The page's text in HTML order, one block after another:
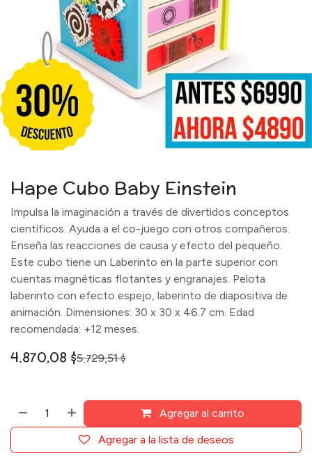
Hape Cubo Baby Einstein
Impulsa la imaginación a través de divertidos conceptos
científicos. Ayuda a el co-juego con otros compañeros.
Enseña las reacciones de causa y efecto del pequeño.
Este cubo tiene un Laberinto en la parte superior con
cuentas magnéticas flotantes y engranajes. Pelota
laberinto con efecto espejo, laberinto de diapositiva de
animación. Dimensiones: 30 x 30 x 46.7 cm. Edad
recomendada: +12 meses.
4.870,08 $5.729,51$
Agregar al carrito
Agregar a la lista de deseos